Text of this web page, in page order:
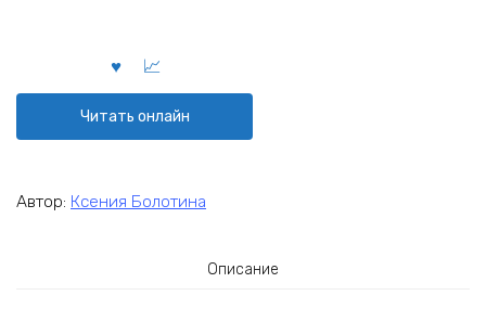
Читать онлайн
Автор: Ксения Болотина
Описание